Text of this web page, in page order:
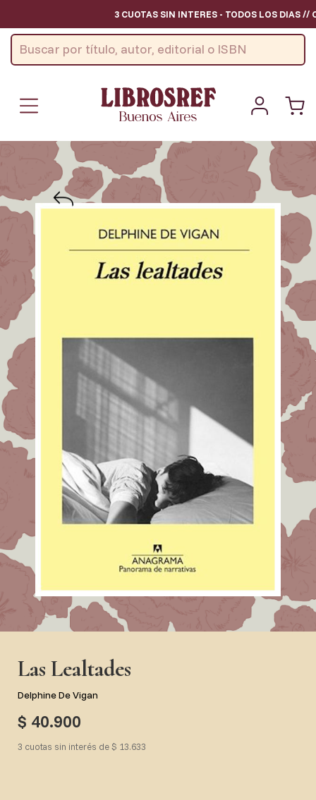
3 CUOTAS SIN INTERES - TODOS LOS DIAS //
Las Lealtades
Delphine De Vigan
$ 40.900
3 cuotas sin interés de $ 13.633